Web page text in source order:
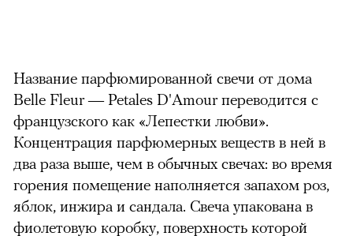
Название парфюмированной свечи от дома
Belle Fleur — Petales D'Amour переводится с
французского как «Лепестки любви».
Концентрация парфюмерных веществ в ней в
два раза выше, чем в обычных свечах: во время
горения помещение наполняется запахом роз,
яблок, инжира и сандала. Свеча упакована в
фиолетовую коробку, поверхность которой